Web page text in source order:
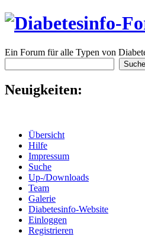
Ein Forum für alle Typen von
Neuigkeiten:
Übersicht
Hilfe
Impressum
Suche
Up-/Downloads
Team
Galerie
Diabetesinfo-Website
Einloggen
Registrieren